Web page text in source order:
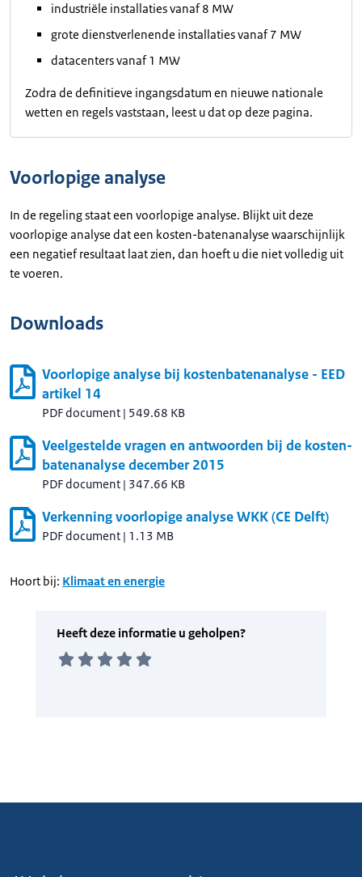
industriële installaties vanaf 8 MW
grote dienstverlenende installaties vanaf 7 MW
datacenters vanaf 1 MW
Zodra de definitieve ingangsdatum en nieuwe nationale
wetten en regels vaststaan, leest u dat op deze pagina.
Voorlopige analyse
In de regeling staat een voorlopige analyse. Blijkt uit deze
voorlopige analyse dat een kosten-batenanalyse waarschijnlijk
een negatief resultaat laat zien, dan hoeft u die niet volledig uit
te voeren.
Downloads
Voorlopige analyse bij kostenbatenanalyse - EED
artikel 14
PDF document | 549.68 KB
Veelgestelde vragen en antwoorden bij de kosten-
batenanalyse december 2015
PDF document | 347.66 KB
Verkenning voorlopige analyse WKK (CE Delft)
PDF document | 1.13 MB
Hoort bij: Klimaat en energie